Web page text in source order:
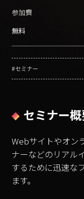
参加費
無料
#セミナー
セミナー
Webサイトやオン
ナーなどのリアル
するために迅速な
ます。